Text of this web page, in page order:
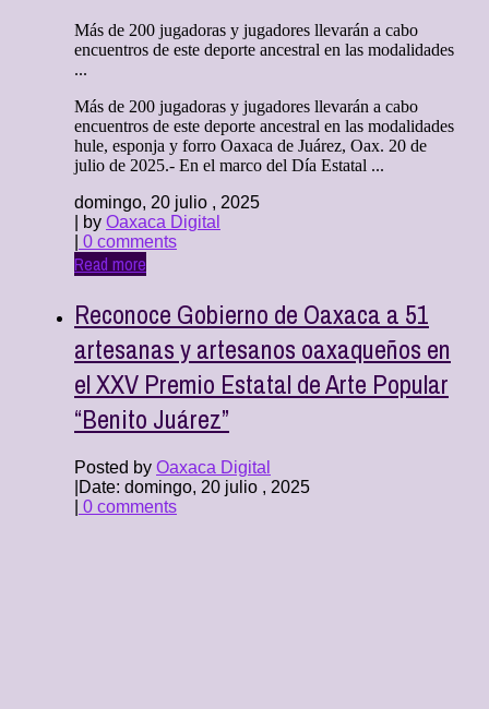
Más de 200 jugadoras y jugadores llevarán a cabo
encuentros de este deporte ancestral en las modalidades
...
Más de 200 jugadoras y jugadores llevarán a cabo
encuentros de este deporte ancestral en las modalidades
hule, esponja y forro Oaxaca de Juárez, Oax. 20 de
julio de 2025.- En el marco del Día Estatal ...
domingo, 20 julio , 2025
| by Oaxaca Digital
0 comments
Read more
Reconoce Gobierno de Oaxaca a 51
artesanas y artesanos oaxaqueños en
el XXV Premio Estatal de Arte Popular
“Benito Juárez”
Posted by Oaxaca Digital
Date: domingo, 20 julio , 2025
0 comments